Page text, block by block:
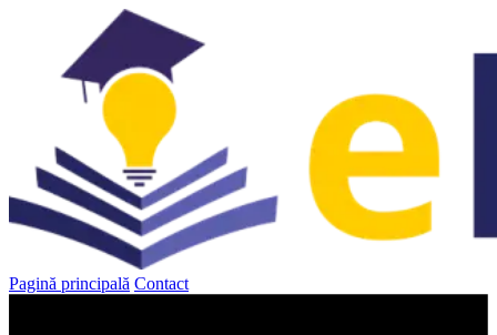
Pagină principală Contact